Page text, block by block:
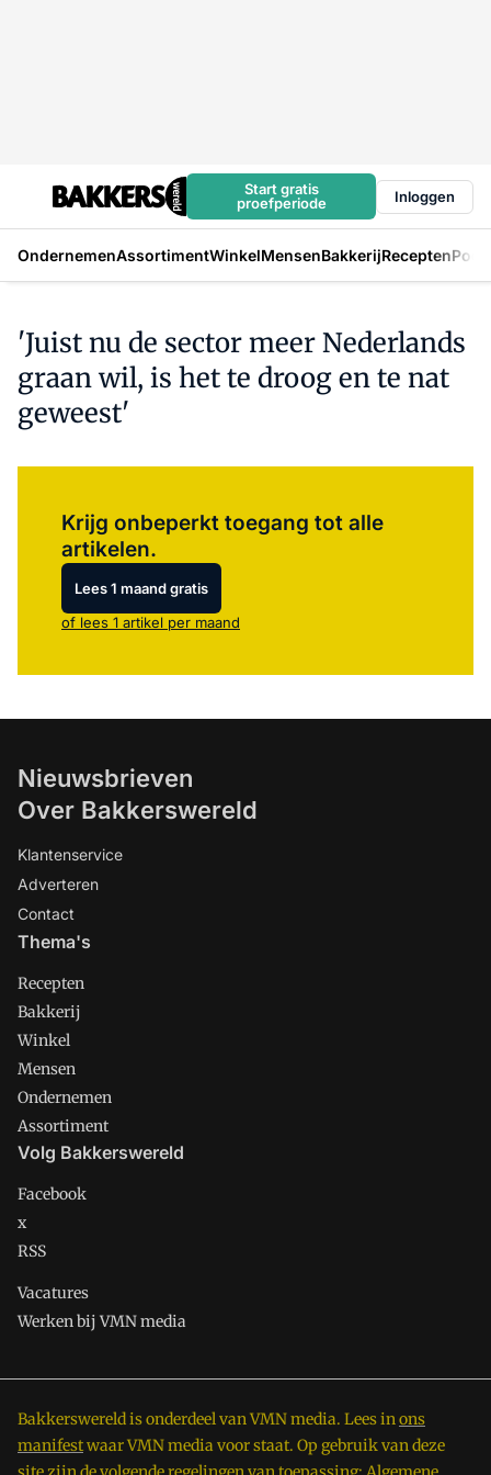
Start gratis
proefperiode
Inloggen
OndernemenAssortimentWinkelMensenBakkerijRecepten
'Juist nu de sector meer Nederlands
graan wil, is het te droog en te nat
geweest'
Krijg onbeperkt toegang tot alle
artikelen.
Lees 1 maand gratis
of lees 1 artikel per maand
Nieuwsbrieven
Over Bakkerswereld
Klantenservice
Adverteren
Contact
Thema's
Recepten
Bakkerij
Winkel
Mensen
Ondernemen
Assortiment
Volg Bakkerswereld
Facebook
x
RSS
Vacatures
Werken bij VMN media
Bakkerswereld is onderdeel van VMN media. Lees inons
manifestwaar VMN media voor staat. Op gebruik van deze